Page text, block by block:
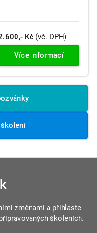
Kč (vč. DPH)
Více informací
změnami a přihlaste
školeních.